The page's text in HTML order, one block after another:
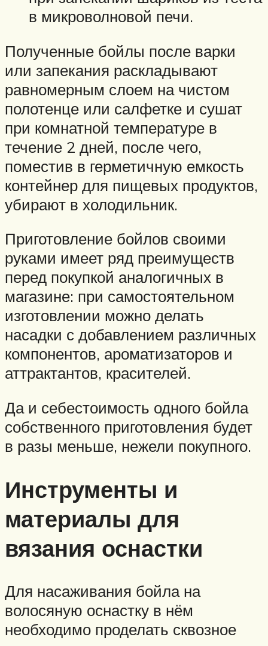
в микроволновой печи.
Полученные бойлы после варки
или запекания раскладывают
равномерным слоем на чистом
полотенце или салфетке и сушат
при комнатной температуре в
течение 2 дней, после чего,
поместив в герметичную емкость
контейнер для пищевых продуктов,
убирают в холодильник.
Приготовление бойлов своими
руками имеет ряд преимуществ
перед покупкой аналогичных в
магазине: при самостоятельном
изготовлении можно делать
насадки с добавлением различных
компонентов, ароматизаторов и
аттрактантов, красителей.
Да и себестоимость одного бойла
собственного приготовления будет
в разы меньше, нежели покупного.
Инструменты и
материалы для
вязания оснастки
Для насаживания бойла на
волосяную оснастку в нём
необходимо проделать сквозное